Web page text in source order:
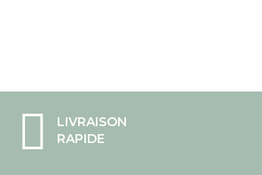
LIVRAISON
RAPIDE